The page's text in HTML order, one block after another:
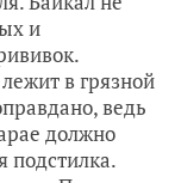
и
в грязной
ведь
должно
подстилка.